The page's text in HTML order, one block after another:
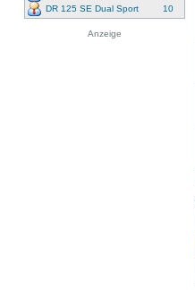
DR 125 SE Dual Sport
10
Anzeige